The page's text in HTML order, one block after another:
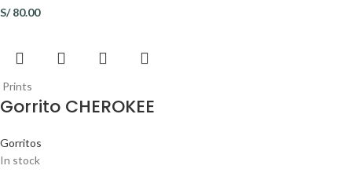
S/80.00
Prints
Gorrito CHEROKEE
Gorritos
In stock